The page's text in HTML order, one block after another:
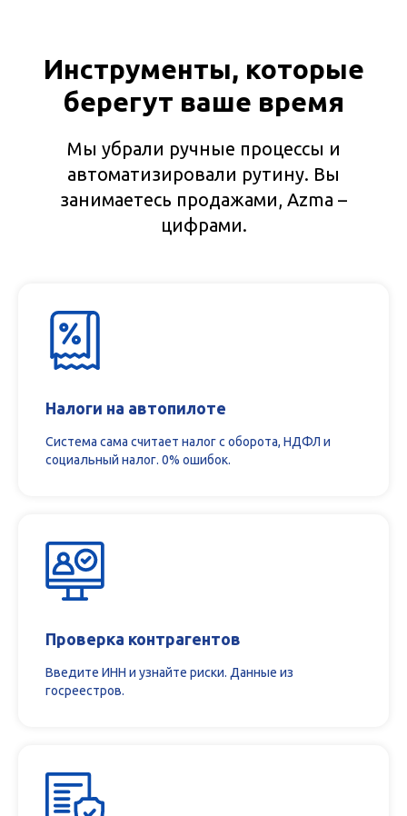
Инструменты, которые
берегут ваше время
Мы убрали ручные процессы и
автоматизировали рутину. Вы
занимаетесь продажами, Azma –
цифрами.
Налоги на автопилоте
Система сама считает налог с оборота, НДФЛ и
социальный налог. 0% ошибок.
Проверка контрагентов
Введите ИНН и узнайте риски. Данные из
госреестров.